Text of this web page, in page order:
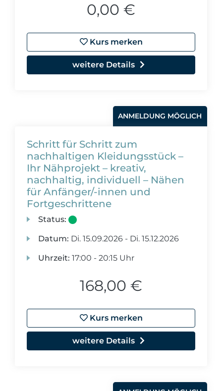
0,00 €
Kurs merken
weitere Details
ANMELDUNG MÖGLICH
Schritt für Schritt zum
nachhaltigen Kleidungsstück –
Ihr Nähprojekt – kreativ,
nachhaltig, individuell – Nähen
für Anfänger/-innen und
Fortgeschrittene
Status:
Datum: Di. 15.09.2026 - Di. 15.12.2026
Uhrzeit: 17:00 - 20:15 Uhr
168,00 €
Kurs merken
weitere Details